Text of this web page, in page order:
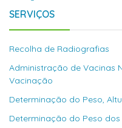
SERVIÇOS
Recolha de Radiografias
Administração de Vacinas
Vacinação
Determinação do Peso,
Determinação do Peso dos